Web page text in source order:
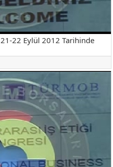
22 Eylül 2012 Tarihinde